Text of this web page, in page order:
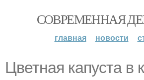
СОВРЕМЕННАЯ
главная новости
Цветная капуста в